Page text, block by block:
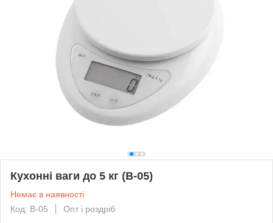
Кухонні ваги до 5 кг (B-05)
Немає в наявності
Код: B-05
Опт і роздріб